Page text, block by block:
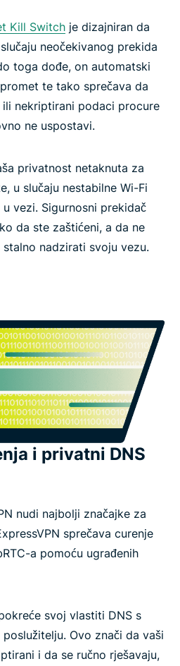
Kill Switch je dizajniran da
neočekivanog prekida
toga dođe, on automatski
te tako sprečava da
ili nekriptirani podaci procure
ne uspostavi.
privatnost netaknuta za
u slučaju nestabilne Wi-Fi
vezi. Sigurnosni prekidač
da ste zaštićeni, a da ne
nadzirati svoju vezu.
i privatni DNS
nudi najbolji značajke za
sprečava curenje
a pomoću ugrađenih
svoj vlastiti DNS s
Ovo znači da vaši
i da se ručno rješavaju,